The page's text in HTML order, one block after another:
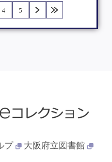
Gebiete des Nervus
cutaneus femoris
4 5
プ 大阪府立図書館